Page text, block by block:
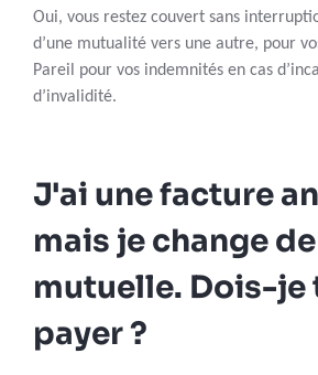
Oui, vous restez couvert sans
d’une mutualité vers une autre, pour
Pareil pour vos indemnités en cas
d’invalidité.
J'ai une facture
mais je change de
mutuelle. Dois-je
payer ?